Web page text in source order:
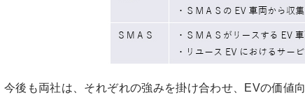
今後も両社は、それぞれの強みを掛け合わせ、EVの価値